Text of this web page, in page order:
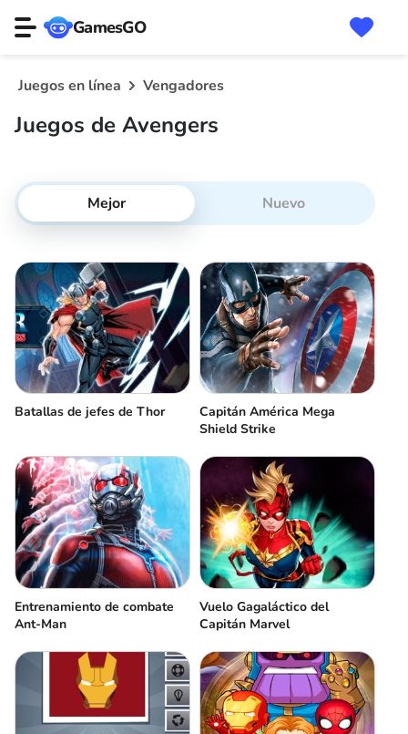
GamesGO
Juegos en línea Vengadores
Juegos de Avengers
Mejor Nuevo
Batallas de jefes de Thor
Capitán América Mega
Shield Strike
Entrenamiento de combate
Ant-Man
Vuelo Gagaláctico del
Capitán Marvel